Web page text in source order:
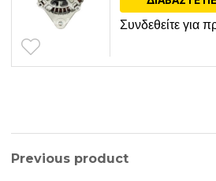
Συνδεθείτε για
Previous product